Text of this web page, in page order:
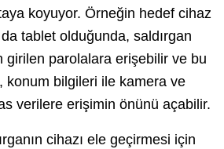
koyuyor. Örneğin hedef cihaz
da tablet olduğunda, saldırgan
girilen parolalara erişebilir ve bu
konum bilgileri ile kamera ve
verilere erişimin önünü açabilir.
cihazı ele geçirmesi için